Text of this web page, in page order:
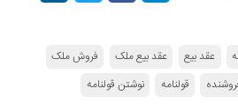
عقد بیع عقد بیع ملک
فروش ملک
قولنامه نوشتن قولنامه